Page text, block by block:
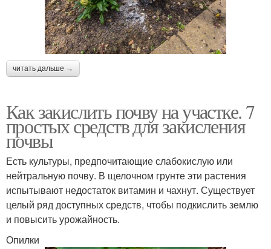
читать дальше →
Как закислить почву на участке. 7
простых средств для закисления
почвы
Есть культуры, предпочитающие слабокислую или
нейтральную почву. В щелочном грунте эти растения
испытывают недостаток витамин и чахнут. Существует
целый ряд доступных средств, чтобы подкислить землю
и повысить урожайность.
Опилки